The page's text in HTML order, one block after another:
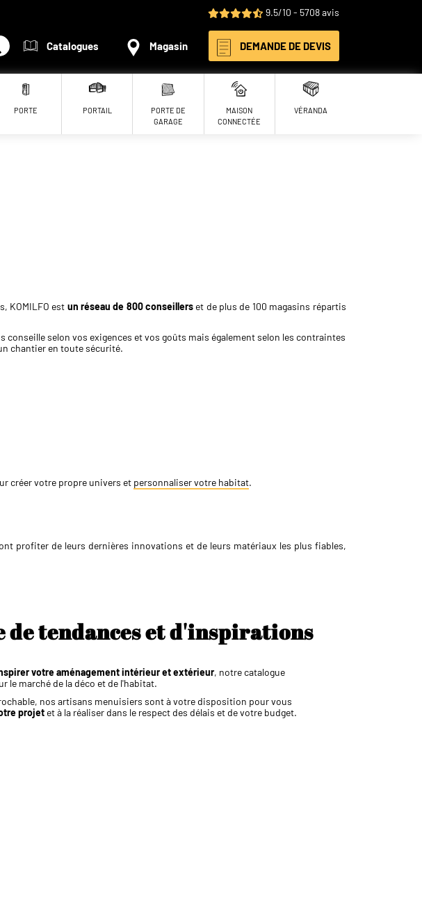
9.5/10 - 5708 avis
RECHERCHERCatalogues Magasin DEMANDE DE DEVIS
PORTE PORTAIL
PORTE DE
GARAGE
MAISON
CONNECTÉE
VÉRANDA
KOMILFO est un réseau de 800 conseillers et de plus de 100 magasins répartis
selon vos exigences et vos goûts mais également selon les contraintes
chantier en toute sécurité.
créer votre propre univers et personnaliser votre habitat.
profiter de leurs dernières innovations et de leurs matériaux les plus fiables,
de tendances et d'inspirations
votre aménagement intérieur et extérieur, notre catalogue
le marché de la déco et de l'habitat.
nos artisans menuisiers sont à votre disposition pour vous
projet et à la réaliser dans le respect des délais et de votre budget.